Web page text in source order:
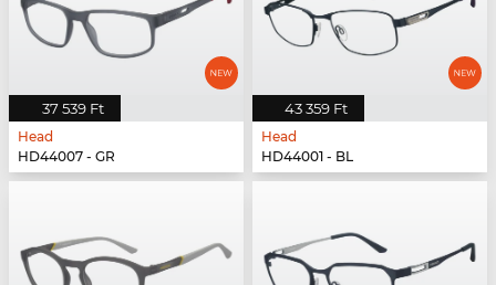
37 539 Ft
Head
HD44007 - GR
43 359 Ft
Head
HD44001 - BL